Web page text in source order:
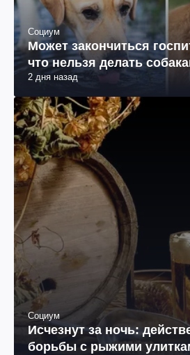
Социум
Может закончиться
что нельзя делать
2 дня назад
Социум
Исчезнут за ночь:
борьбы с рыжими